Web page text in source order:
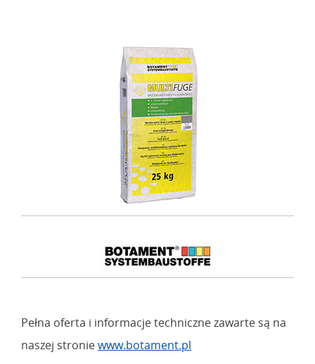
Pełna oferta i informacje techniczne zawarte są na
naszej stroniewww.botament.pl